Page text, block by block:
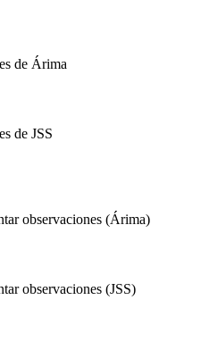
de Árima
de JSS
observaciones (Árima)
observaciones (JSS)